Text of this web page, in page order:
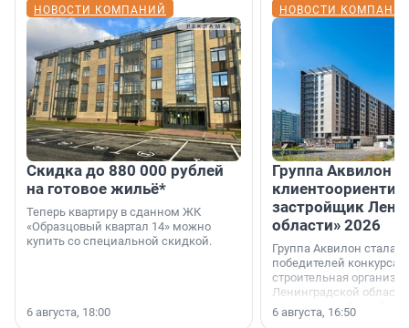
НОВОСТИ КОМПАНИЙ
Скидка до 880 000 рублей
на готовое жильё*
Теперь квартиру в сданном ЖК
«Образцовый квартал 14» можно
купить со специальной скидкой.
6 августа, 18:00
НОВОСТИ
Группа Аквилон
застройщик
области» 2026
Группа Аквилон стала
победителей конкурса
строительная
Ленинградской области
номинации «Самый
6 августа, 16:50